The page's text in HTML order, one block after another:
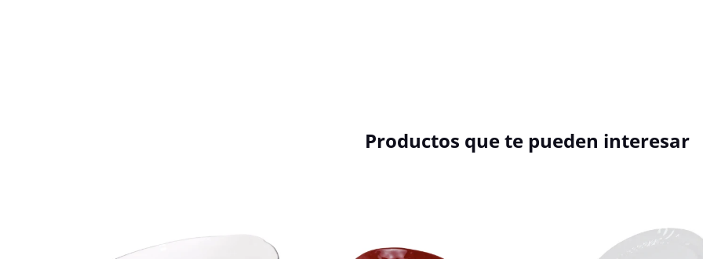
Productos que te pueden interesar